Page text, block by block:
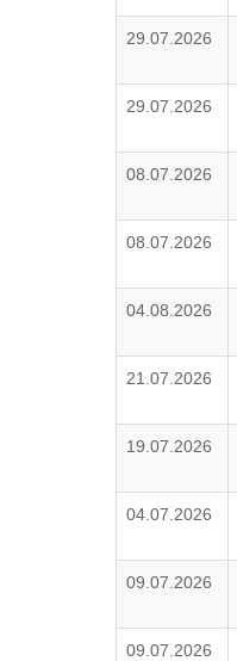
29.07.2026
29.07.2026
08.07.2026
08.07.2026
04.08.2026
21.07.2026
19.07.2026
04.07.2026
09.07.2026
09.07.2026